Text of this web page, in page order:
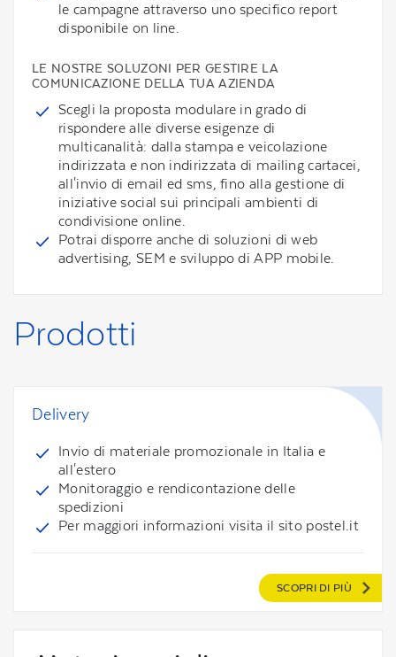
le campagne attraverso uno specifico report
disponibile on line.
LE NOSTRE SOLUZONI PER GESTIRE LA
COMUNICAZIONE DELLA TUA AZIENDA
Scegli la proposta modulare in grado di
rispondere alle diverse esigenze di
multicanalità: dalla stampa e veicolazione
indirizzata e non indirizzata di mailing cartacei,
all'invio di email ed sms, fino alla gestione di
iniziative social sui principali ambienti di
condivisione online.
Potrai disporre anche di soluzioni di web
advertising, SEM e sviluppo di APP mobile.
Prodotti
Delivery
Invio di materiale promozionale in Italia e
all'estero
Monitoraggio e rendicontazione delle
spedizioni
Per maggiori informazioni visita il sito postel.it
SCOPRI DI PIÙ